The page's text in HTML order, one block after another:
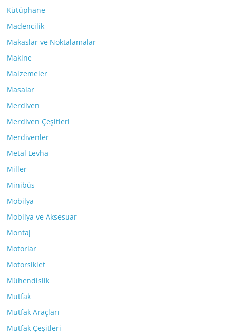
Kütüphane
Madencilik
Makaslar ve Noktalamalar
Makine
Malzemeler
Masalar
Merdiven
Merdiven Çeşitleri
Merdivenler
Metal Levha
Miller
Minibüs
Mobilya
Mobilya ve Aksesuar
Montaj
Motorlar
Motorsiklet
Mühendislik
Mutfak
Mutfak Araçları
Mutfak Çeşitleri